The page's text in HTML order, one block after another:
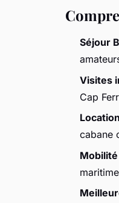
Séjour
Visites
Cap
cabane